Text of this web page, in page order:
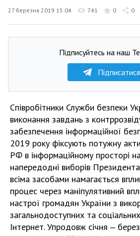
27 березня 2019 15:04 741 0 0
Підписуйтесь на наш
Підписатися
Співробітники Служби безпеки
виконання завдань з
забезпечення інформаційної
2019 року фіксують потужну
РФ в інформаційному просторі
напередодні виборів
всіма засобами намагається
процес через маніпулятивний
настрої громадян України з
загальнодоступних та
Інтернет. Упродовж січня ‒